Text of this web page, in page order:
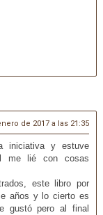
de 2017 a las 21:35
iniciativa y estuve
me lié con cosas
este libro por
años y lo cierto es
gustó pero al final